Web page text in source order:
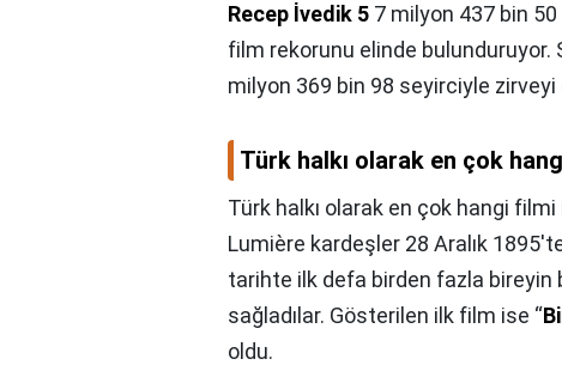
Recep İvedik 5 7 milyon 437 bin
film rekorunu elinde bulunduruyor.
milyon 369 bin 98 seyirciyle zirveyi
Türk halkı olarak en çok
Türk halkı olarak en çok hangi
Lumière kardeşler 28 Aralık
tarihte ilk defa birden fazla bireyin
sağladılar. Gösterilen ilk film ise “
oldu.